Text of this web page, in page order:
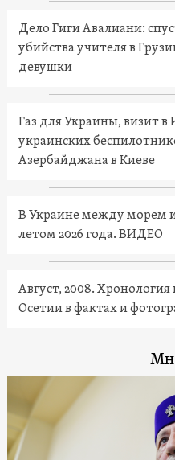
Дело Гиги Авалиани:
убийства учителя в
девушки
Газ для Украины, визит в
украинских
Азербайджана в Киеве
В Украине между морем
летом 2026 года. ВИДЕО
Август, 2008.
Осетии в фактах и